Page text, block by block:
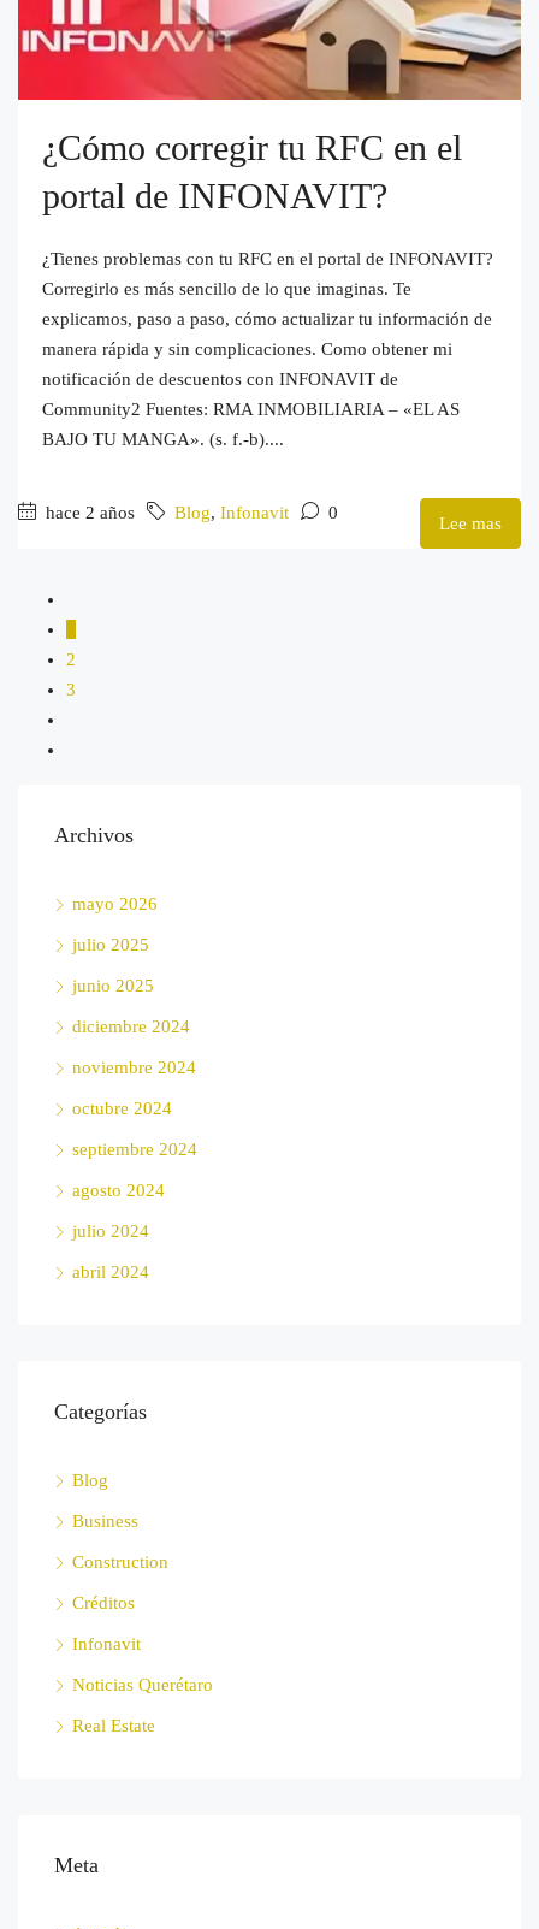
¿Cómo corregir tu RFC en el
portal de INFONAVIT?
¿Tienes problemas con tu RFC en el portal de INFONAVIT?
Corregirlo es más sencillo de lo que imaginas. Te
explicamos, paso a paso, cómo actualizar tu información de
manera rápida y sin complicaciones. Como obtener mi
notificación de descuentos con INFONAVIT de
Community2 Fuentes: RMA INMOBILIARIA – «EL AS
BAJO TU MANGA». (s. f.-b)....
hace 2 años Blog, Infonavit 0
Lee mas
2
3
Archivos
mayo 2026
julio 2025
junio 2025
diciembre 2024
noviembre 2024
octubre 2024
septiembre 2024
agosto 2024
julio 2024
abril 2024
Categorías
Blog
Business
Construction
Créditos
Infonavit
Noticias Querétaro
Real Estate
Meta